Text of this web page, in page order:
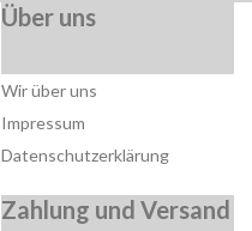
Über uns
Wir über uns
Impressum
Datenschutzerklärung
Zahlung und Versand